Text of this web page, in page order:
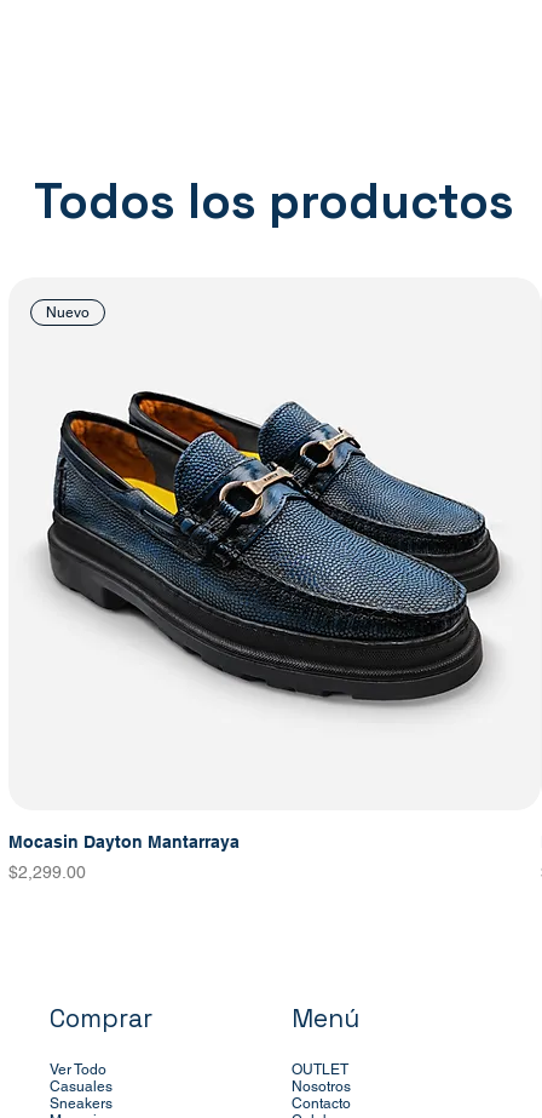
Todos los productos
Nuevo
Mocasin Dayton Mantarraya
Precio
$2,299.00
Comprar
Ver Todo
Casuales
Sneakers
Menú
OUTLET
Nosotros
Contacto